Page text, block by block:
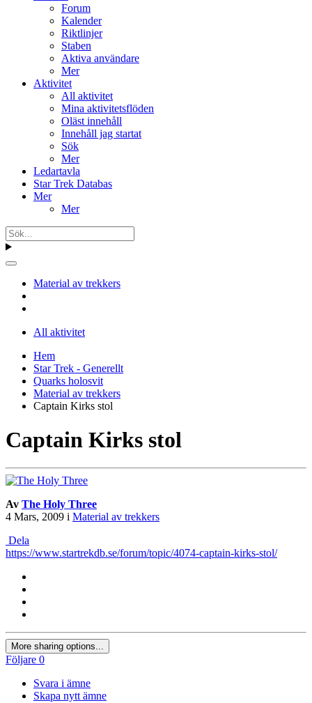
Forum
Kalender
Riktlinjer
Staben
Aktiva användare
Mer
Aktivitet
All aktivitet
Mina aktivitetsflöden
Oläst innehåll
Innehåll jag startat
Sök
Mer
Ledartavla
Star Trek Databas
Mer
Mer
Material av trekkers
All aktivitet
Hem
Star Trek - Generellt
Quarks holosvit
Material av trekkers
Captain Kirks stol
Captain Kirks stol
Av The Holy Three
4 Mars, 2009 i Material av trekkers
Dela
https://www.startrekdb.se/forum/topic/4074-captain-kirks-stol/
More sharing options...
Följare 0
Svara i ämne
Skapa nytt ämne